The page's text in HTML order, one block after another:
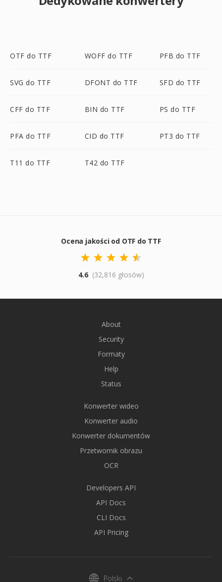
OTF do TTF WOFF do TTF PFB do TTF
SVG do TTF DFONT do TTF SFD do TTF
CFF do TTF BIN do TTF PS do TTF
PFA do TTF CID do TTF PT3 do TTF
T11 do TTF T42 do TTF
Ocena jakości od OTF do TTF
4.6 (32,816 głosów)
About
Security
Formaty
Help
Status
Konwerter wideo
Konwerter audio
Konwerter dokumentów
Przetwornik obrazu
OCR
Developers API
API Docs
CLI Docs
API Pricing
Polski